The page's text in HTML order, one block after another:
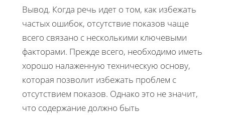
Вывод. Когда речь идет о том, как избежать
частых ошибок, отсутствие показов чаще
всего связано с несколькими ключевыми
факторами. Прежде всего, необходимо иметь
хорошо налаженную техническую основу,
которая позволит избежать проблем с
отсутствием показов. Однако это не значит,
что содержание должно быть